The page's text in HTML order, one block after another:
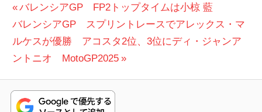
投
稿
ナ
ビ
ゲ
前
の
投
稿:
バレンシアGP FP2トップタイムは小椋 藍
次
の
投
バレンシアGP スプリントレースでアレックス・マ
ルケスが優勝 アコスタ2位、3位にディ・ジャンア
ントニオ MotoGP2025